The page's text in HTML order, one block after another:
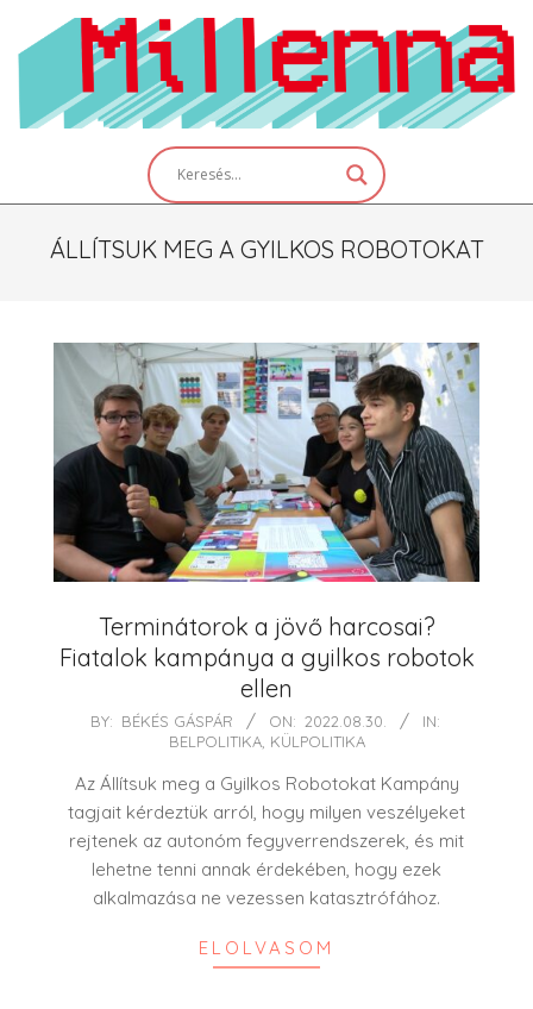
content
ÁLLÍTSUK MEG A GYILKOS ROBOTOKAT
Terminátorok a jövő harcosai?
Fiatalok kampánya a gyilkos robotok
ellen
2022-BY: BÉKÉS GÁSPÁR ON: 2022.08.30.
IN:
BELPOLITIKA, KÜLPOLITIKA
Az Állítsuk meg a Gyilkos Robotokat Kampány
tagjait kérdeztük arról, hogy milyen veszélyeket
rejtenek az autonóm fegyverrendszerek, és mit
lehetne tenni annak érdekében, hogy ezek
alkalmazása ne vezessen katasztrófához.
ELOLVASOM